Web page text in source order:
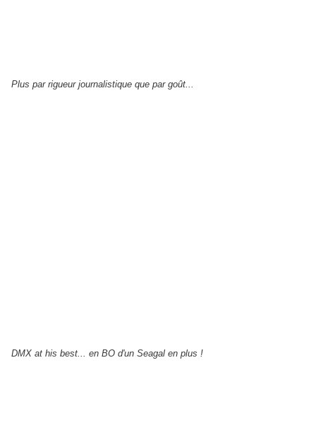
Plus par rigueur journalistique que par goût...
DMX at his best... en BO d'un Seagal en plus !